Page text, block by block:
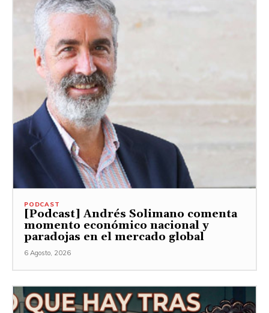
PODCAST
[Podcast] Andrés Solimano comenta
momento económico nacional y
paradojas en el mercado global
6 Agosto, 2026